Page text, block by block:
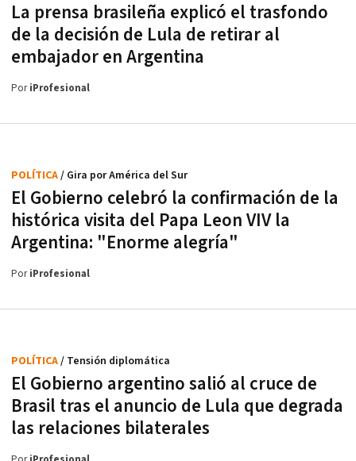
La prensa brasileña explicó el trasfondo
de la decisión de Lula de retirar al
embajador en Argentina
PoriProfesional
El Gobierno celebró la confirmación de la
histórica visita del Papa Leon VIV la
Argentina: "Enorme alegría"
POLÍTICA/ Gira por América del Sur
PoriProfesional
El Gobierno argentino salió al cruce de
Brasil tras el anuncio de Lula que degrada
las relaciones bilaterales
POLÍTICA/ Tensión diplomática